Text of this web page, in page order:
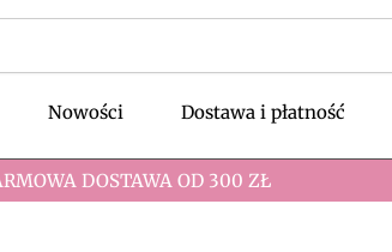
Nowości Dostawa i płatność
DOSTAWA OD 300 ZŁ